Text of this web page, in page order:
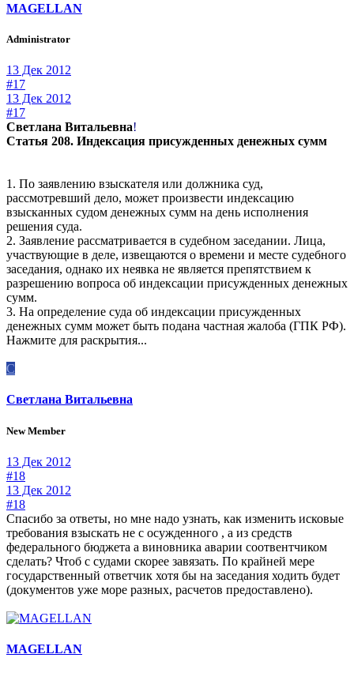
MAGELLAN
Administrator
13 Дек 2012
#17
13 Дек 2012
#17
Светлана Витальевна!
Статья 208. Индексация присужденных денежных сумм
1. По заявлению взыскателя или должника суд,
рассмотревший дело, может произвести индексацию
взысканных судом денежных сумм на день исполнения
решения суда.
2. Заявление рассматривается в судебном заседании. Лица,
участвующие в деле, извещаются о времени и месте судебного
заседания, однако их неявка не является препятствием к
разрешению вопроса об индексации присужденных денежных
сумм.
3. На определение суда об индексации присужденных
денежных сумм может быть подана частная жалоба (ГПК РФ).
Нажмите для раскрытия...
С
Светлана Витальевна
New Member
13 Дек 2012
#18
13 Дек 2012
#18
Спасибо за ответы, но мне надо узнать, как изменить исковые
требования взыскать не с осужденного , а из средств
федерального бюджета а виновника аварии соотвентчиком
сделать? Чтоб с судами скорее завязать. По крайней мере
государственный ответчик хотя бы на заседания ходить будет
(документов уже море разных, расчетов предоставлено).
MAGELLAN